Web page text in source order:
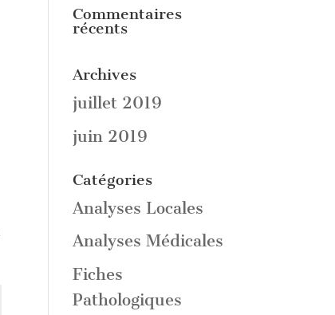
Commentaires
récents
Archives
juillet 2019
juin 2019
Catégories
Analyses Locales
Analyses Médicales
Fiches
Pathologiques